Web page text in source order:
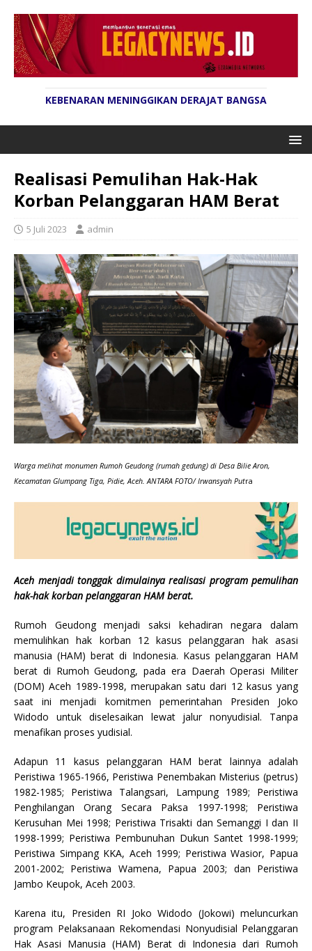
KEBENARAN MENINGGIKAN DERAJAT BANGSA
Realisasi Pemulihan Hak-Hak
Korban Pelanggaran HAM Berat
5 Juli 2023 admin
Warga melihat monumen Rumoh Geudong (rumah gedung) di Desa Bilie Aron,
Kecamatan Glumpang Tiga, Pidie, Aceh. ANTARA FOTO/ Irwansyah Putra
Aceh menjadi tonggak dimulainya realisasi program pemulihan
hak-hak korban pelanggaran HAM berat.
Rumoh Geudong menjadi saksi kehadiran negara dalam
memulihkan hak korban 12 kasus pelanggaran hak asasi
manusia (HAM) berat di Indonesia. Kasus pelanggaran HAM
berat di Rumoh Geudong, pada era Daerah Operasi Militer
(DOM) Aceh 1989-1998, merupakan satu dari 12 kasus yang
saat ini menjadi komitmen pemerintahan Presiden Joko
Widodo untuk diselesaikan lewat jalur nonyudisial. Tanpa
menafikan proses yudisial.
Adapun 11 kasus pelanggaran HAM berat lainnya adalah
Peristiwa 1965-1966, Peristiwa Penembakan Misterius (petrus)
1982-1985; Peristiwa Talangsari, Lampung 1989; Peristiwa
Penghilangan Orang Secara Paksa 1997-1998; Peristiwa
Kerusuhan Mei 1998; Peristiwa Trisakti dan Semanggi I dan II
1998-1999; Peristiwa Pembunuhan Dukun Santet 1998-1999;
Peristiwa Simpang KKA, Aceh 1999; Peristiwa Wasior, Papua
2001-2002; Peristiwa Wamena, Papua 2003; dan Peristiwa
Jambo Keupok, Aceh 2003.
Karena itu, Presiden RI Joko Widodo (Jokowi) meluncurkan
program Pelaksanaan Rekomendasi Nonyudisial Pelanggaran
Hak Asasi Manusia (HAM) Berat di Indonesia dari Rumoh